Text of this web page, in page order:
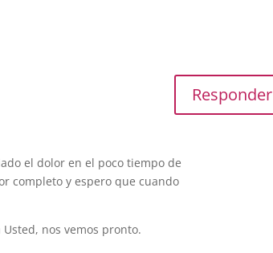
el dolor en el poco tiempo de
completo y espero que cuando
nos vemos pronto.
Responder